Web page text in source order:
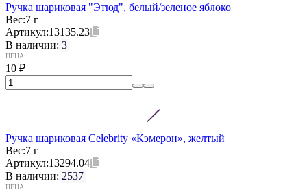
Ручка шариковая "Этюд", белый/зеленое яблоко
Вес:7 г
Артикул:13135.23
В наличии: 3
ЦЕНА:
10 ₽
Ручка шариковая Celebrity «Кэмерон», желтый
Вес:7 г
Артикул:13294.04
В наличии: 2537
ЦЕНА: